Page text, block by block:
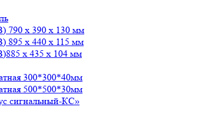
790 x 390 x 130 мм
895 x 440 x 115 мм
x 435 x 104 мм
300*300*40мм
500*500*30мм
сигнальный-КС»